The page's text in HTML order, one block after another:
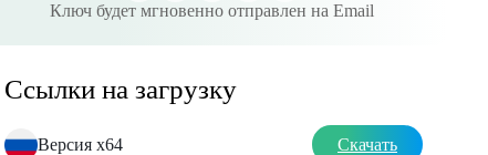
Ключ будет мгновенно отправлен на Email
Ссылки на загрузку
Версия x64 Скачать